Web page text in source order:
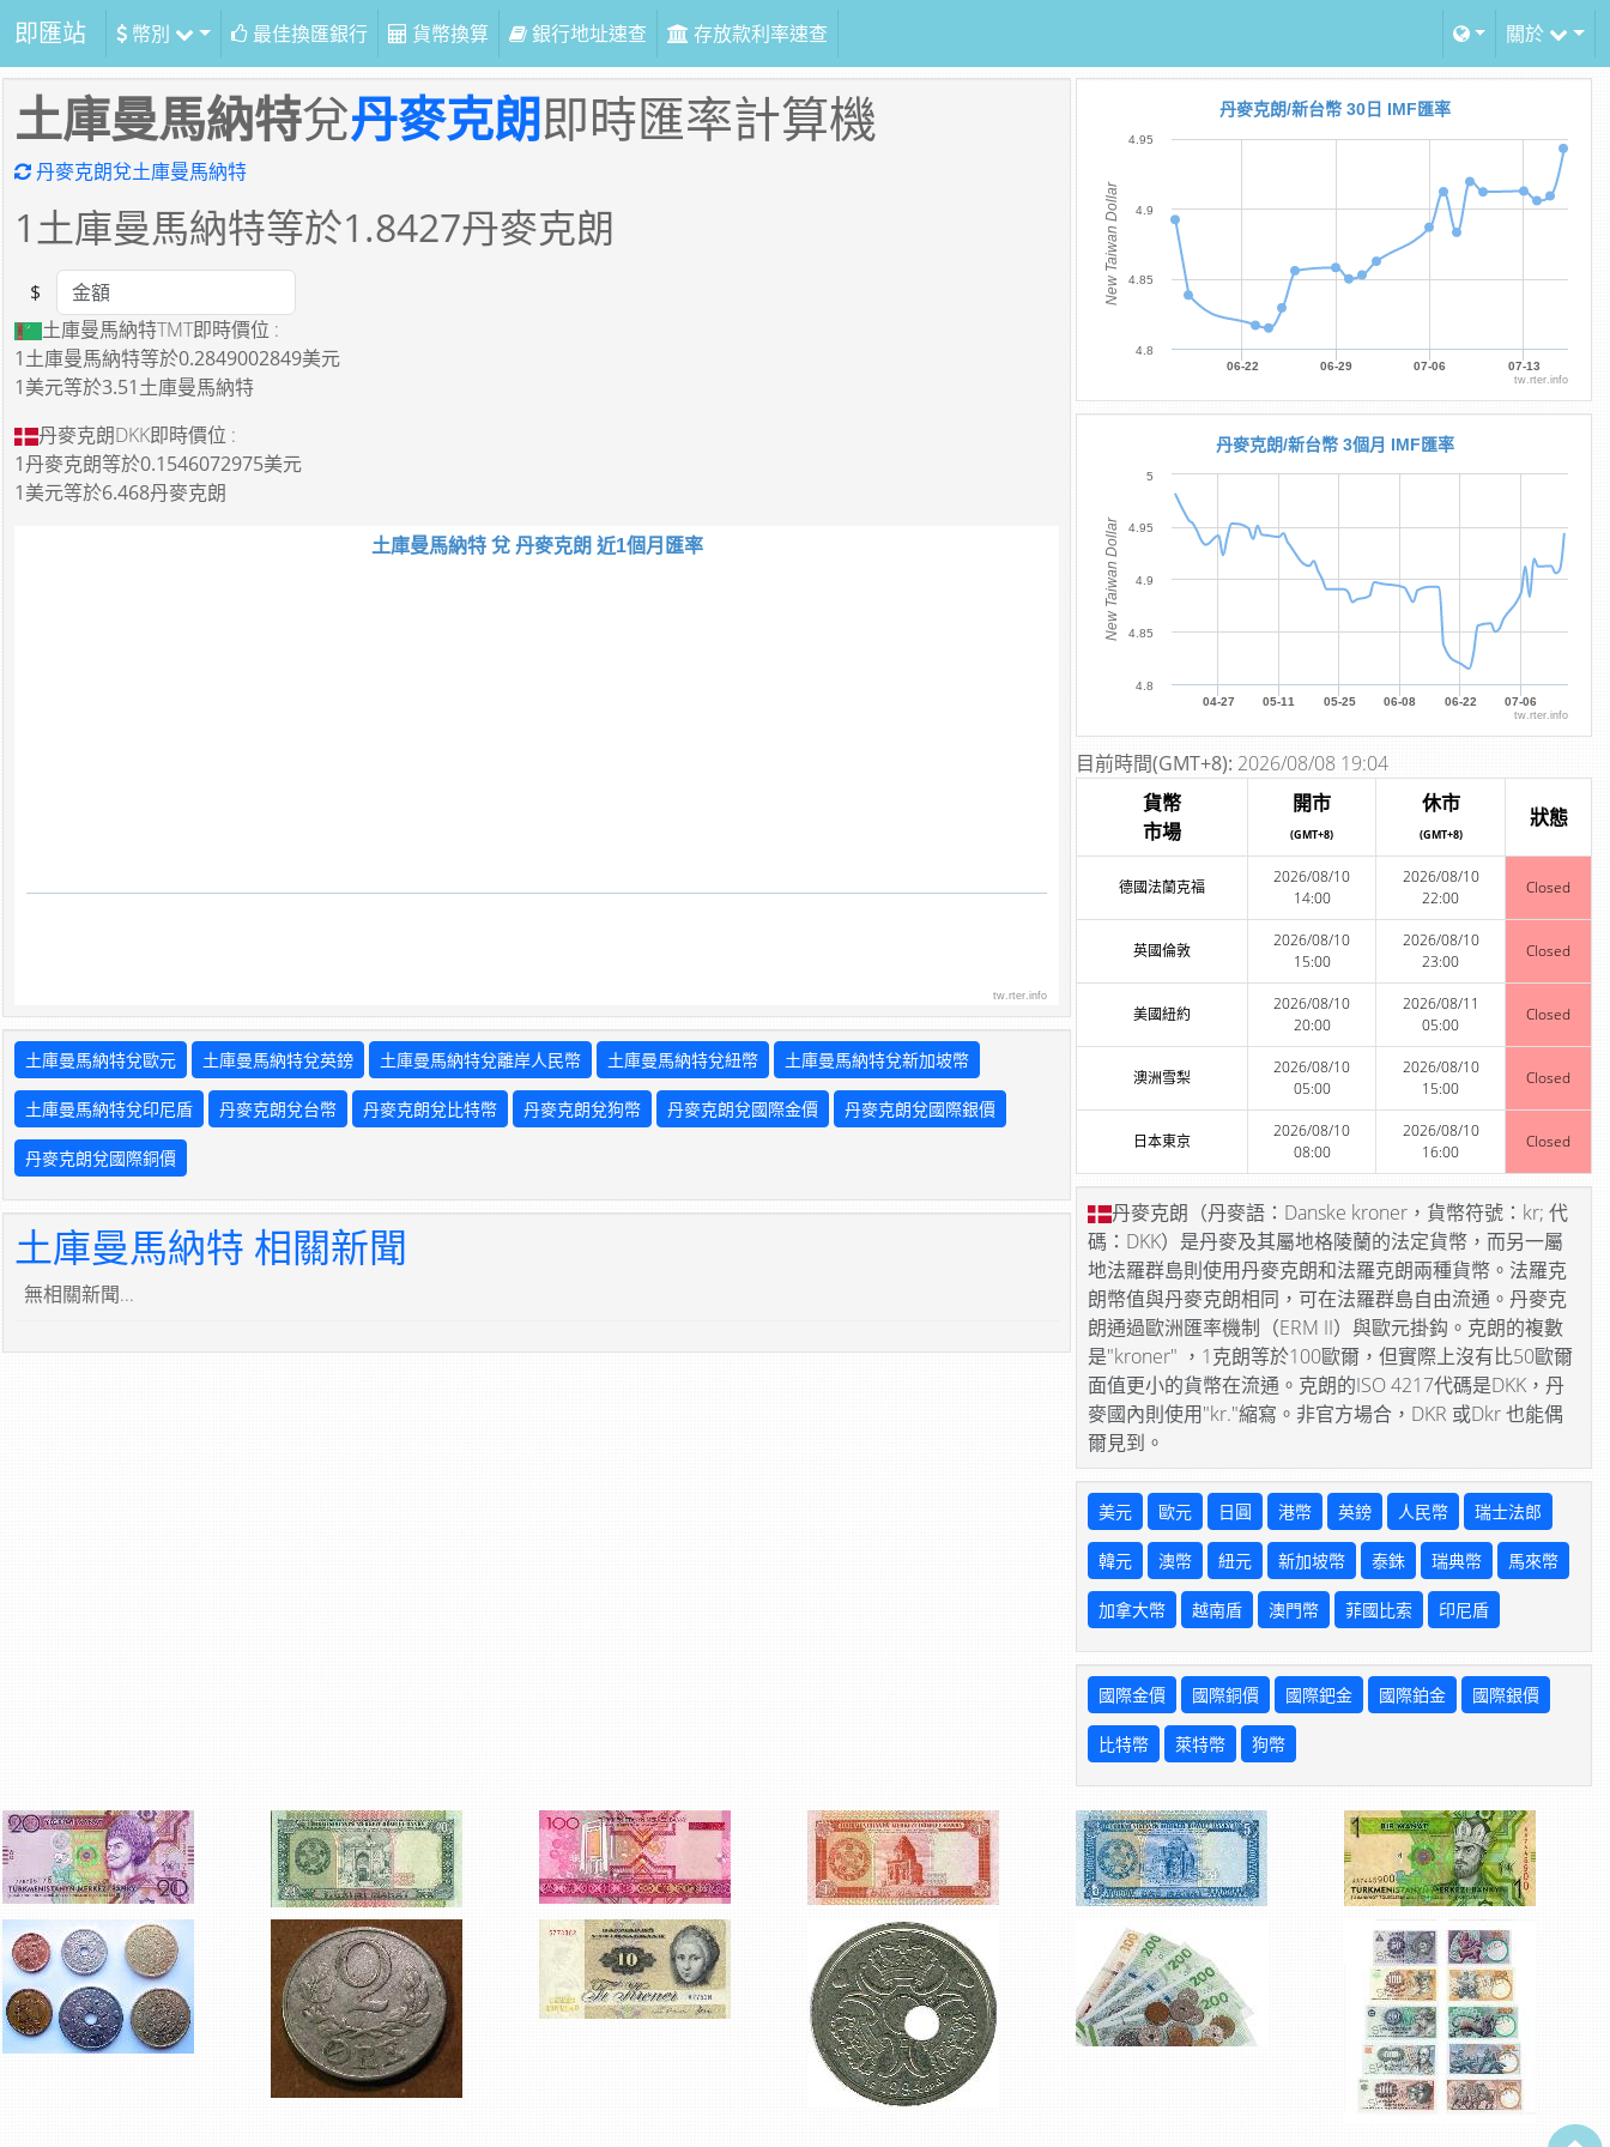
即匯站 幣別 最佳換匯銀行 貨幣換算 銀行地址速查 存放款利率速查 關於
土庫曼馬納特兌丹麥克朗即時匯率計算機
丹麥克朗兌土庫曼馬納特
1土庫曼馬納特等於1.8427丹麥克朗
Amount
$
土庫曼馬納特TMT即時價位 :
1土庫曼馬納特等於0.2849002849美元
1美元等於3.51土庫曼馬納特
丹麥克朗DKK即時價位 :
1丹麥克朗等於0.1546072975美元
1美元等於6.468丹麥克朗
土庫曼馬納特 兌 丹麥克朗 近1個月匯率
tw.rter.info
土庫曼馬納特兌歐元 土庫曼馬納特兌英鎊 土庫曼馬納特兌離岸人民幣 土庫曼馬納特兌紐幣 土庫曼馬納特兌新加坡幣
土庫曼馬納特兌印尼盾 丹麥克朗兌台幣 丹麥克朗兌比特幣 丹麥克朗兌狗幣 丹麥克朗兌國際金價 丹麥克朗兌國際銀價
丹麥克朗兌國際銅價
土庫曼馬納特 相關新聞
無相關新聞...
New Taiwan Dollar
丹麥克朗/新台幣 30日 IMF匯率
06-22 06-29 07-06 07-13
4.8
4.85
4.9
4.95
tw.rter.info
New Taiwan Dollar
丹麥克朗/新台幣 3個月 IMF匯率
04-27 05-11 05-25 06-08 06-22 07-06
4.8
4.85
4.9
4.95
5
tw.rter.info
目前時間(GMT+8): 2026/08/08 19:04
貨幣
市場
開市
(GMT+8)
休市
(GMT+8)
狀態
德國法蘭克福
2026/08/10
14:00
2026/08/10
22:00
Closed
英國倫敦
2026/08/10
15:00
2026/08/10
23:00
Closed
美國紐約
2026/08/10
20:00
2026/08/11
05:00
Closed
澳洲雪梨
2026/08/10
05:00
2026/08/10
15:00
Closed
日本東京
2026/08/10
08:00
2026/08/10
16:00
Closed
丹麥克朗（丹麥語：Danske kroner，貨幣符號：kr; 代
碼：DKK）是丹麥及其屬地格陵蘭的法定貨幣，而另一屬
地法羅群島則使用丹麥克朗和法羅克朗兩種貨幣。法羅克
朗幣值與丹麥克朗相同，可在法羅群島自由流通。丹麥克
朗通過歐洲匯率機制（ERM II）與歐元掛鈎。克朗的複數
是"kroner" ，1克朗等於100歐爾，但實際上沒有比50歐爾
面值更小的貨幣在流通。克朗的ISO 4217代碼是DKK，丹
麥國內則使用"kr."縮寫。非官方場合，DKR 或Dkr 也能偶
爾見到。
美元 歐元 日圓 港幣 英鎊 人民幣 瑞士法郎
韓元 澳幣 紐元 新加坡幣 泰銖 瑞典幣 馬來幣
加拿大幣 越南盾 澳門幣 菲國比索 印尼盾
國際金價 國際銅價 國際鈀金 國際鉑金 國際銀價
比特幣 萊特幣 狗幣